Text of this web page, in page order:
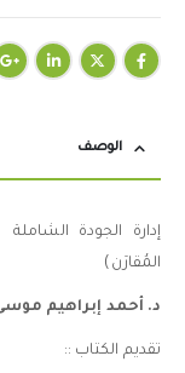
الوصف
إدارة الجودة
المُقارَن)
د. أحمد إبراهيم
تقديم الكتاب ::